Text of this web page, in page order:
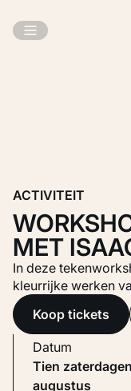
ACTIVITEIT
MET
In deze
kleurrijke werken
Koop tickets
Datum
Tien zaterdagen tussen 24 april en 29
augustus